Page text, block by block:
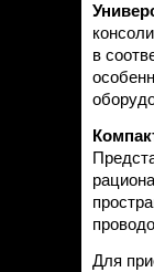
в
Для